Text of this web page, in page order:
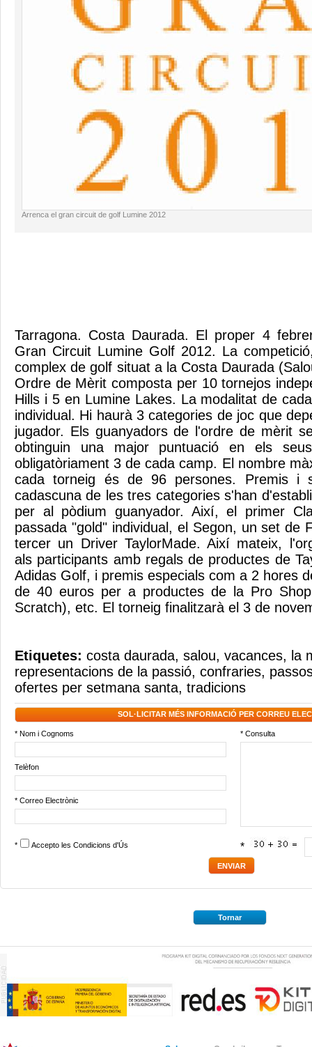
Arrenca el gran circuit de golf Lumine 2012
Tarragona. Costa Daurada. El proper 4
Gran Circuit Lumine Golf 2012. La
complex de golf situat a la Costa Daurada
Ordre de Mèrit composta per 10 tornejos
Hills i 5 en Lumine Lakes. La modalitat de
individual. Hi haurà 3 categories de joc que
jugador. Els guanyadors de l'ordre de mèrit
obtinguin una major puntuació en els
obligatòriament 3 de cada camp. El nombre
cada torneig és de 96 persones. Premis i
cadascuna de les tres categories s'han
per al pòdium guanyador. Així, el primer
passada "gold" individual, el Segon, un set de
tercer un Driver TaylorMade. Així mateix,
als participants amb regals de productes de
Adidas Golf, i premis especials com a 2 hores
de 40 euros per a productes de la Pro
Scratch), etc. El torneig finalitzarà el 3 de
Etiquetes: costa daurada, salou, vacances, la
representacions de la passió, confraries,
ofertes per setmana santa, tradicions
SOL·LICITAR MÉS INFORMACIÓ PER CORREU
* Nom i Cognoms * Consulta
Telèfon
* Correo Electrònic
* Accepto les Condicions d'Ús *
Tornar